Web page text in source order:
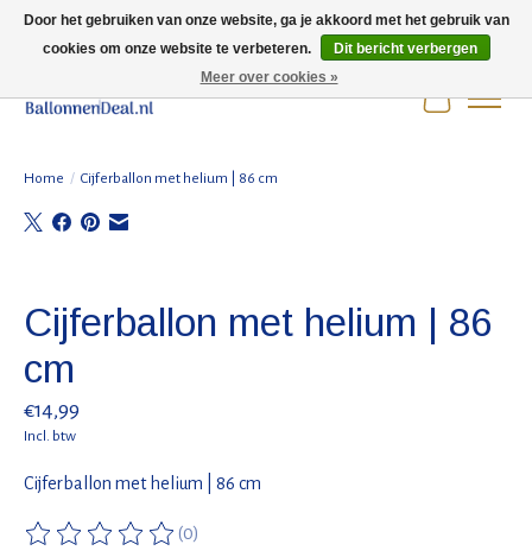
Wij zijn gesloten t/m 3 augustus i.v.m. de zomervakantie.
Home / Cijferballon met helium | 86 cm
Cijferballon met helium | 86
cm
€14,99
Incl. btw
Cijferballon met helium | 86 cm
De beoordeling van dit product is
(0)
Door het gebruiken van onze website, ga je akkoord met het gebruik van
cookies om onze website te verbeteren.
Dit bericht verbergen
Meer over cookies »